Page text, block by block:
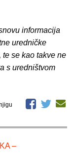
informacija
uredničke
se kao takve ne
s uredništvom
–